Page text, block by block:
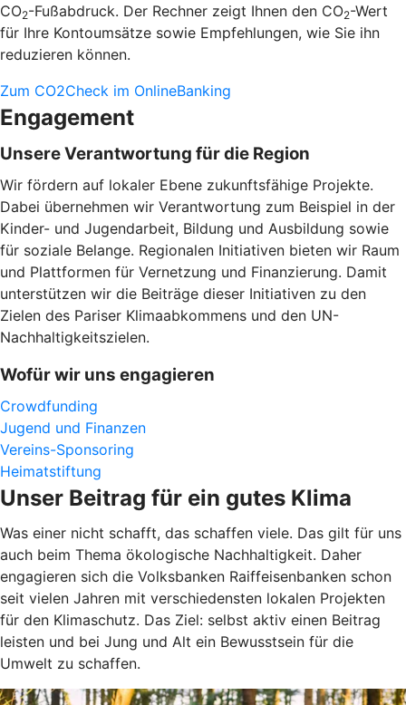
CO2-Fußabdruck. Der Rechner zeigt Ihnen den CO2-Wert
für Ihre Kontoumsätze sowie Empfehlungen, wie Sie ihn
reduzieren können.
Zum CO2Check im OnlineBanking
Engagement
Unsere Verantwortung für die Region
Wir fördern auf lokaler Ebene zukunftsfähige Projekte.
Dabei übernehmen wir Verantwortung zum Beispiel in der
Kinder- und Jugendarbeit, Bildung und Ausbildung sowie
für soziale Belange. Regionalen Initiativen bieten wir Raum
und Plattformen für Vernetzung und Finanzierung. Damit
unterstützen wir die Beiträge dieser Initiativen zu den
Zielen des Pariser Klimaabkommens und den UN-
Nachhaltigkeitszielen.
Wofür wir uns engagieren
Crowdfunding
Jugend und Finanzen
Vereins-Sponsoring
Heimatstiftung
Unser Beitrag für ein gutes Klima
Was einer nicht schafft, das schaffen viele. Das gilt für uns
auch beim Thema ökologische Nachhaltigkeit. Daher
engagieren sich die Volksbanken Raiffeisenbanken schon
seit vielen Jahren mit verschiedensten lokalen Projekten
für den Klimaschutz. Das Ziel: selbst aktiv einen Beitrag
leisten und bei Jung und Alt ein Bewusstsein für die
Umwelt zu schaffen.